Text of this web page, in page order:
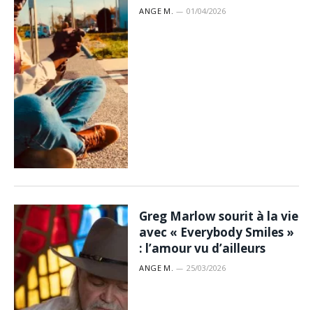
ANGE M. 01/04/2026
Greg Marlow sourit à la vie
avec « Everybody Smiles »
: l’amour vu d’ailleurs
ANGE M. 25/03/2026